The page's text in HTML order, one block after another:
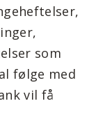
som
følge med
vil få